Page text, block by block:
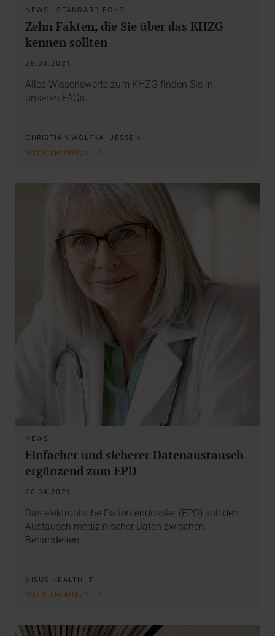
NEWS · STANDARD ECHO
Zehn Fakten, die Sie über das KHZG
kennen sollten
28.04.2021
Alles Wissenswerte zum KHZG finden Sie in
unseren FAQs.
CHRISTIAN WOLF KAI JESSEN
MEHR ERFAHREN
NEWS
Einfacher und sicherer Datenaustausch
ergänzend zum EPD
20.04.2021
Das elektronische Patientendossier (EPD) soll den
Austausch medizinischer Daten zwischen
Behandelten…
VISUS HEALTH IT
MEHR ERFAHREN